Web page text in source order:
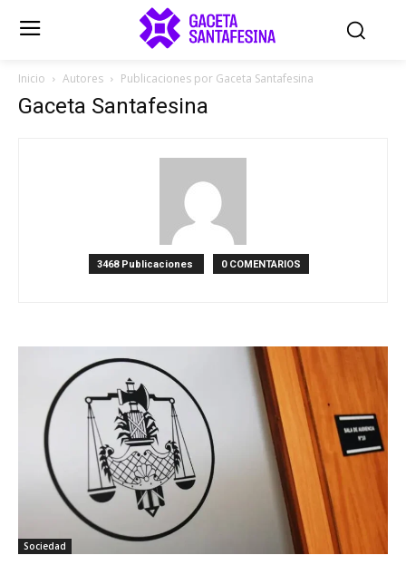
Inicio Autores Publicaciones por Gaceta Santafesina
Gaceta Santafesina
3468 Publicaciones 0 COMENTARIOS
Sociedad